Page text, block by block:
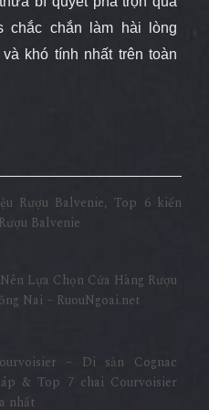
chắc chắn làm hài lòng
khó tính nhất trên toàn
Rượu Balvenie, Top 6 kiến
Balvenie
Lựa Chọn Cửa Hàng Rượu
Nai – RuouNgoai.net
– Di sản Cognac
& Top 7 chai Courvoisier
nhất